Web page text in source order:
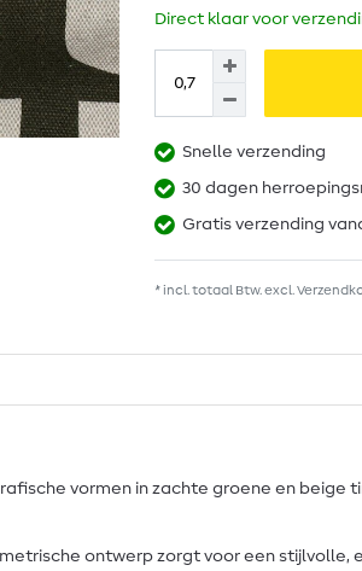
Direct klaar voor
Snelle verzending
30 dagen
Gratis verzending
* incl. totaal Btw. excl.
vormen in zachte groene en
ontwerp zorgt voor een